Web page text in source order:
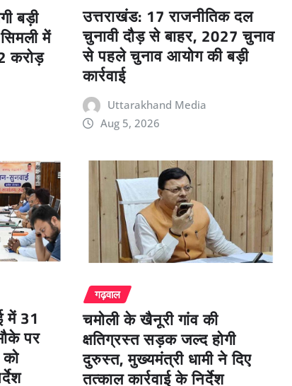
बड़ी
में
करोड़
उत्तराखंड: 17 राजनीतिक दल
चुनावी दौड़ से बाहर, 2027 चुनाव
से पहले चुनाव आयोग की बड़ी
कार्रवाई
Uttarakhand Media
Aug 5, 2026
में 31
पर
गढ़वाल
चमोली के खैनूरी गांव की
क्षतिग्रस्त सड़क जल्द होगी
दुरुस्त, मुख्यमंत्री धामी ने दिए
तत्काल कार्रवाई के निर्देश